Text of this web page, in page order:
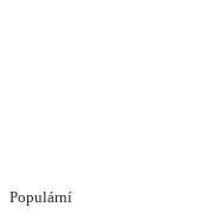
Populární